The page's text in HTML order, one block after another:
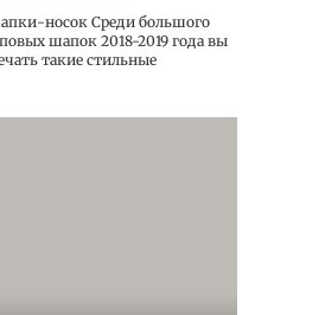
носок Среди большого
шапок 2018-2019 года вы
такие стильные